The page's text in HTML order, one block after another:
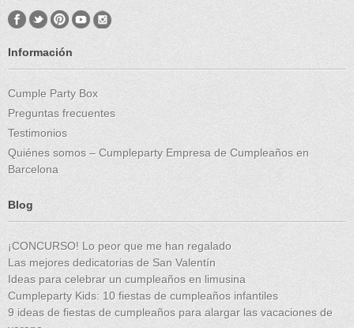
Información
Cumple Party Box
Preguntas frecuentes
Testimonios
Quiénes somos – Cumpleparty Empresa de Cumpleaños en
Barcelona
Blog
¡CONCURSO! Lo peor que me han regalado
Las mejores dedicatorias de San Valentín
Ideas para celebrar un cumpleaños en limusina
Cumpleparty Kids: 10 fiestas de cumpleaños infantiles
9 ideas de fiestas de cumpleaños para alargar las vacaciones de